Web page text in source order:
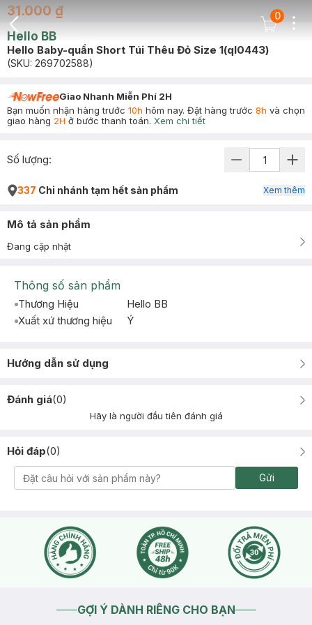
Back Icon
Cart Icon
0
31.000 ₫
Hello BB
Hello Baby-quần Short Túi Thêu Đỏ Size 1(ql0443)
(SKU: 269702588)
Giao Nhanh Miễn Phí 2H
Bạn muốn nhận hàng trước 10h hôm nay. Đặt hàng trước 8h và chọn
giao hàng 2H ở bước thanh toán. Xem chi tiết
Số lượng:
337 Chi nhánh tạm hết sản phẩm Xem thêm
Mô tả sản phẩm
Đang cập nhật
Thông số sản phẩm
Thương Hiệu
Hello BB
Xuất xứ thương hiệu
Ý
Hướng dẫn sử dụng
Đánh giá(0)
Hãy là người đầu tiên đánh giá
Hỏi đáp(0)
Gửi
GỢI Ý DÀNH RIÊNG CHO BẠN